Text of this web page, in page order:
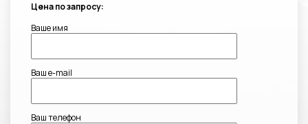
Цена по запросу:
Ваше имя
Ваш e-mail
Ваш телефон